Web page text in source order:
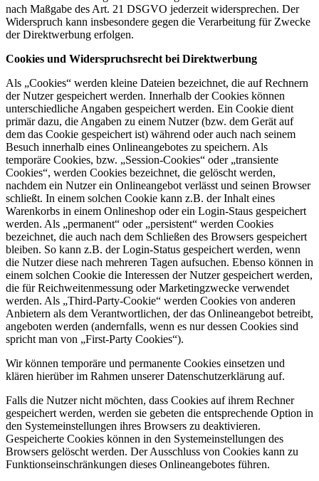
nach Maßgabe des Art. 21 DSGVO jederzeit widersprechen. Der
Widerspruch kann insbesondere gegen die Verarbeitung für Zwecke
der Direktwerbung erfolgen.
Cookies und Widerspruchsrecht bei Direktwerbung
Als „Cookies“ werden kleine Dateien bezeichnet, die auf Rechnern
der Nutzer gespeichert werden. Innerhalb der Cookies können
unterschiedliche Angaben gespeichert werden. Ein Cookie dient
primär dazu, die Angaben zu einem Nutzer (bzw. dem Gerät auf
dem das Cookie gespeichert ist) während oder auch nach seinem
Besuch innerhalb eines Onlineangebotes zu speichern. Als
temporäre Cookies, bzw. „Session-Cookies“ oder „transiente
Cookies“, werden Cookies bezeichnet, die gelöscht werden,
nachdem ein Nutzer ein Onlineangebot verlässt und seinen Browser
schließt. In einem solchen Cookie kann z.B. der Inhalt eines
Warenkorbs in einem Onlineshop oder ein Login-Staus gespeichert
werden. Als „permanent“ oder „persistent“ werden Cookies
bezeichnet, die auch nach dem Schließen des Browsers gespeichert
bleiben. So kann z.B. der Login-Status gespeichert werden, wenn
die Nutzer diese nach mehreren Tagen aufsuchen. Ebenso können in
einem solchen Cookie die Interessen der Nutzer gespeichert werden,
die für Reichweitenmessung oder Marketingzwecke verwendet
werden. Als „Third-Party-Cookie“ werden Cookies von anderen
Anbietern als dem Verantwortlichen, der das Onlineangebot betreibt,
angeboten werden (andernfalls, wenn es nur dessen Cookies sind
spricht man von „First-Party Cookies“).
Wir können temporäre und permanente Cookies einsetzen und
klären hierüber im Rahmen unserer Datenschutzerklärung auf.
Falls die Nutzer nicht möchten, dass Cookies auf ihrem Rechner
gespeichert werden, werden sie gebeten die entsprechende Option in
den Systemeinstellungen ihres Browsers zu deaktivieren.
Gespeicherte Cookies können in den Systemeinstellungen des
Browsers gelöscht werden. Der Ausschluss von Cookies kann zu
Funktionseinschränkungen dieses Onlineangebotes führen.